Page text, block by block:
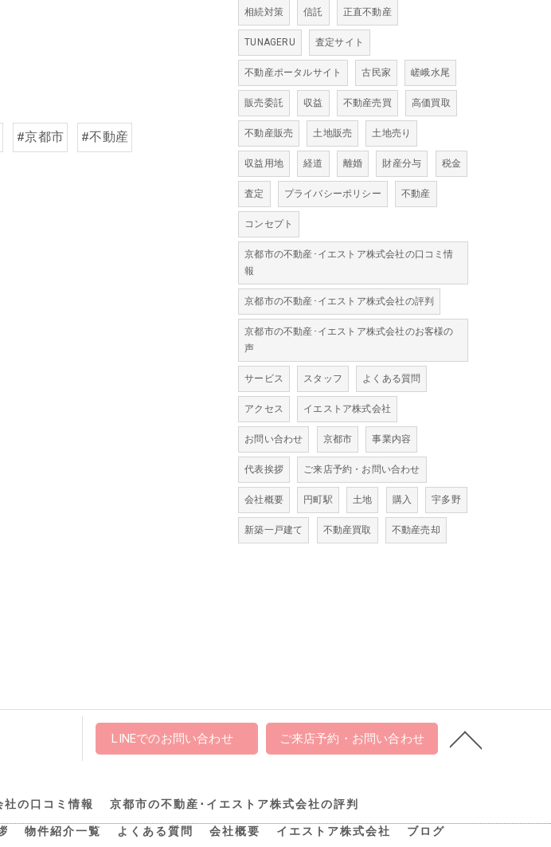
#京都市 #不動産
相続対策 信託 正直不動産
TUNAGERU 査定サイト
不動産ポータルサイト 古民家 嵯峨水尾
販売委託 収益 不動産売買 高価買取
不動産販売 土地販売 土地売り
収益用地 経道 離婚 財産分与 税金
査定 プライバシーポリシー 不動産
コンセプト
京都市の不動産･イエストア株式会社の口コミ情
報
京都市の不動産･イエストア株式会社の評判
京都市の不動産･イエストア株式会社のお客様の
声
サービス スタッフ よくある質問
アクセス イエストア株式会社
お問い合わせ 京都市 事業内容
代表挨拶 ご来店予約・お問い合わせ
会社概要 円町駅 土地 購入 宇多野
新築一戸建て 不動産買取 不動産売却
LINEでのお問い合わせ ご来店予約・お問い合わせ
の口コミ情報 京都市の不動産･イエストア株式会社の評判
物件紹介一覧 よくある質問 会社概要 イエストア株式会社 ブログ